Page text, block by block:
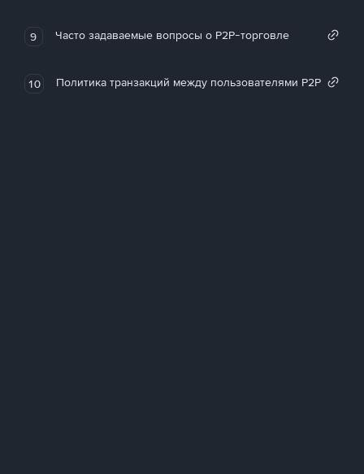
9 Часто задаваемые вопросы о P2P-торговле
10 Политика транзакций между пользователями P2P